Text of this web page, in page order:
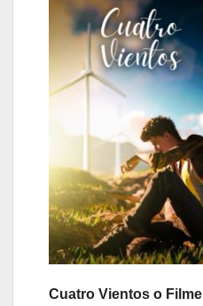
Cuatro Vientos o Filme